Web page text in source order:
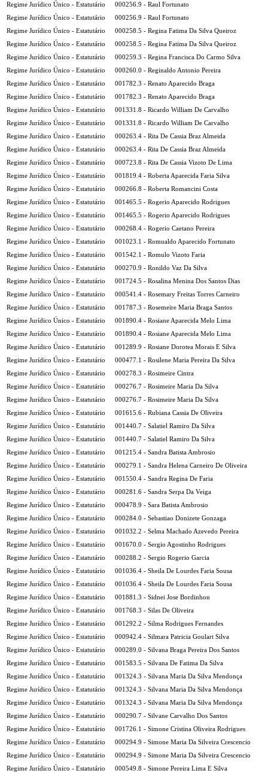
Regime Jurídico Único - Estatutário
000256.9 - Raul Fortunato
Regime Jurídico Único - Estatutário
000256.9 - Raul Fortunato
Regime Jurídico Único - Estatutário
000258.5 - Regina Fatima Da Silva Queiroz
Regime Jurídico Único - Estatutário
000258.5 - Regina Fatima Da Silva Queiroz
Regime Jurídico Único - Estatutário
000259.3 - Regina Francisca Do Carmo Silva
Regime Jurídico Único - Estatutário
000260.0 - Reginaldo Antonio Pereira
Regime Jurídico Único - Estatutário
001782.3 - Renato Aparecido Braga
Regime Jurídico Único - Estatutário
001782.3 - Renato Aparecido Braga
Regime Jurídico Único - Estatutário
001331.8 - Ricardo William De Carvalho
Regime Jurídico Único - Estatutário
001331.8 - Ricardo William De Carvalho
Regime Jurídico Único - Estatutário
000263.4 - Rita De Cassia Braz Almeida
Regime Jurídico Único - Estatutário
000263.4 - Rita De Cassia Braz Almeida
Regime Jurídico Único - Estatutário
000723.8 - Rita De Cassia Vizoto De Lima
Regime Jurídico Único - Estatutário
001819.4 - Roberta Aparecida Faria Silva
Regime Jurídico Único - Estatutário
000266.8 - Roberta Romancini Costa
Regime Jurídico Único - Estatutário
001465.5 - Rogerio Aparecido Rodrigues
Regime Jurídico Único - Estatutário
001465.5 - Rogerio Aparecido Rodrigues
Regime Jurídico Único - Estatutário
000268.4 - Rogerio Caetano Pereira
Regime Jurídico Único - Estatutário
001023.1 - Romualdo Aparecido Fortunato
Regime Jurídico Único - Estatutário
001542.1 - Romulo Vizoto Faria
Regime Jurídico Único - Estatutário
000270.9 - Ronildo Vaz Da Silva
Regime Jurídico Único - Estatutário
001724.5 - Rosalina Menina Dos Santos Dias
Regime Jurídico Único - Estatutário
000541.4 - Rosemary Freitas Torres Carneiro
Regime Jurídico Único - Estatutário
001787.3 - Rosemeire Maria Braga Santos
Regime Jurídico Único - Estatutário
001890.4 - Rosiane Aparecida Melo Lima
Regime Jurídico Único - Estatutário
001890.4 - Rosiane Aparecida Melo Lima
Regime Jurídico Único - Estatutário
001289.9 - Rosiane Dorotea Morais E Silva
Regime Jurídico Único - Estatutário
000477.1 - Rosilene Maria Pereira Da Silva
Regime Jurídico Único - Estatutário
000278.3 - Rosimeire Cintra
Regime Jurídico Único - Estatutário
000276.7 - Rosimeire Maria Da Silva
Regime Jurídico Único - Estatutário
000276.7 - Rosimeire Maria Da Silva
Regime Jurídico Único - Estatutário
001615.6 - Rubiana Cassia De Oliveira
Regime Jurídico Único - Estatutário
001440.7 - Salatiel Ramiro Da Silva
Regime Jurídico Único - Estatutário
001440.7 - Salatiel Ramiro Da Silva
Regime Jurídico Único - Estatutário
001215.4 - Sandra Batista Ambrosio
Regime Jurídico Único - Estatutário
000279.1 - Sandra Helena Carneiro De Oliveira
Regime Jurídico Único - Estatutário
001550.4 - Sandra Regina De Faria
Regime Jurídico Único - Estatutário
000281.6 - Sandra Serpa Da Veiga
Regime Jurídico Único - Estatutário
000478.9 - Sara Batista Ambrosio
Regime Jurídico Único - Estatutário
000284.0 - Sebastiao Donizete Gonzaga
Regime Jurídico Único - Estatutário
001032.2 - Selma Machado Azevedo Pereira
Regime Jurídico Único - Estatutário
001670.0 - Sergio Agostinho Rodrigues
Regime Jurídico Único - Estatutário
000288.2 - Sergio Rogerio Garcia
Regime Jurídico Único - Estatutário
001036.4 - Sheila De Lourdes Faria Sousa
Regime Jurídico Único - Estatutário
001036.4 - Sheila De Lourdes Faria Sousa
Regime Jurídico Único - Estatutário
001881.3 - Sidnei Jose Bordinhon
Regime Jurídico Único - Estatutário
001768.3 - Silas De Oliveira
Regime Jurídico Único - Estatutário
001292.2 - Silma Rodrigues Fernandes
Regime Jurídico Único - Estatutário
000942.4 - Silmara Patricia Goulart Silva
Regime Jurídico Único - Estatutário
000289.0 - Silvana Braga Pereira Dos Santos
Regime Jurídico Único - Estatutário
001583.5 - Silvana De Fatima Da Silva
Regime Jurídico Único - Estatutário
001324.3 - Silvana Maria Da Silva Mendonça
Regime Jurídico Único - Estatutário
001324.3 - Silvana Maria Da Silva Mendonça
Regime Jurídico Único - Estatutário
001324.3 - Silvana Maria Da Silva Mendonça
Regime Jurídico Único - Estatutário
000290.7 - Silvane Carvalho Dos Santos
Regime Jurídico Único - Estatutário
001726.1 - Simone Cristina Oliveira Rodrigues
Regime Jurídico Único - Estatutário
000294.9 - Simone Maria Da Silveira Crescencio
Regime Jurídico Único - Estatutário
000294.9 - Simone Maria Da Silveira Crescencio
Regime Jurídico Único - Estatutário
000549.8 - Simone Pereira Lima E Silva